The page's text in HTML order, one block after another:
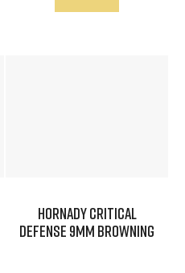
Hornady Critical
Defense 9mm Browning